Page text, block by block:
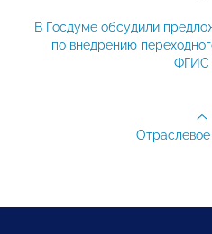
В Госдуме обсудили
по внедрению
ФГИС
Отраслевое